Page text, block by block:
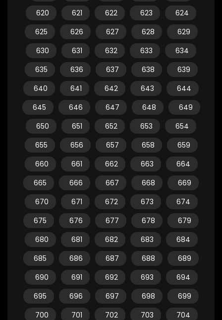
620
621 622 623
624
625
626 627 628
629
630
631 632 633
634
635
636 637 638
639
640
641 642 643
644
645
646 647 648
649
650
651 652 653
654
655
656 657 658
659
660
661 662 663
664
665
666 667 668
669
670
671 672 673
674
675
676 677 678
679
680
681 682 683
684
685
686 687 688
689
690
691 692 693
694
695
696 697 698
699
700
701 702 703
704